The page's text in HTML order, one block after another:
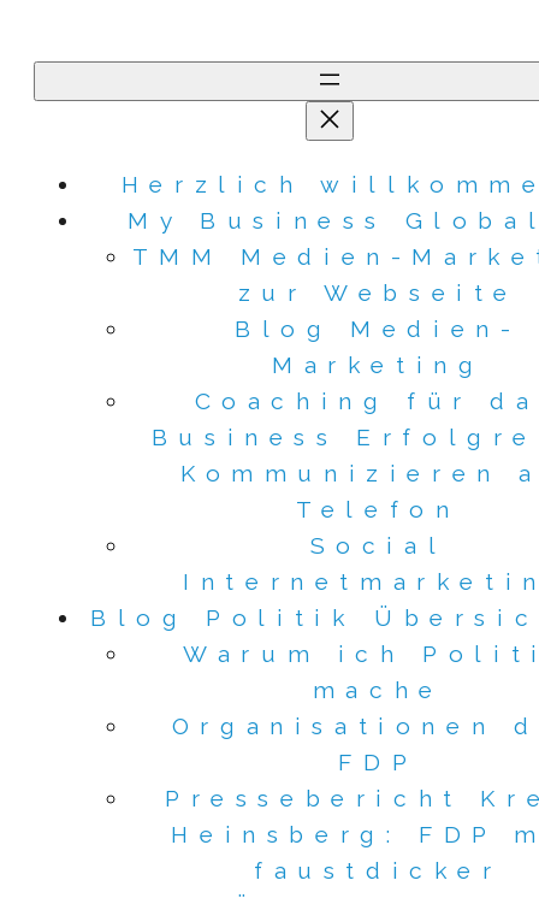
Herzlich
My Business
TMM Medien-
zur Webseite
Blog Medien-
Marketing
Coaching für
Business
Kommunizieren
Telefon
Social
Blog Politik
Warum ich
mache
Organisationen
FDP
Pressebericht
Heinsberg: FDP
faustdicker